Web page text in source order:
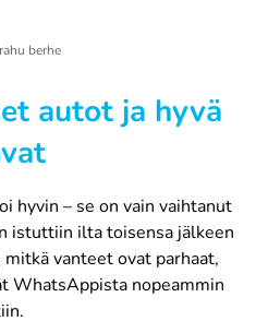
rahu berhe
autot ja hyvä
hyvin – se on vain vaihtanut
istuttiin ilta toisensa jälkeen
vanteet ovat parhaat,
WhatsAppista nopeammin